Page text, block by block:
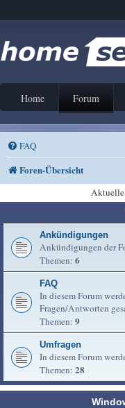
Home Forum
FAQ
Foren-Übersicht
Aktuelle
Ankündigungen
Ankündigungen der
Themen: 6
FAQ
In diesem Forum
Fragen/Antworten
Themen: 9
Umfragen
In diesem Forum
Themen: 28